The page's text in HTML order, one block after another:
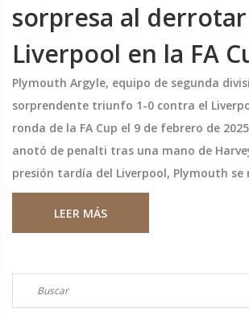
sorpresa al derrotar
Liverpool en la FA
Plymouth Argyle, equipo de segunda
sorprendente triunfo 1-0 contra el
ronda de la FA Cup el 9 de febrero de
anotó de penalti tras una mano de
presión tardía del Liverpool, Plymouth
avanzando en la competición y
LEER MÁS